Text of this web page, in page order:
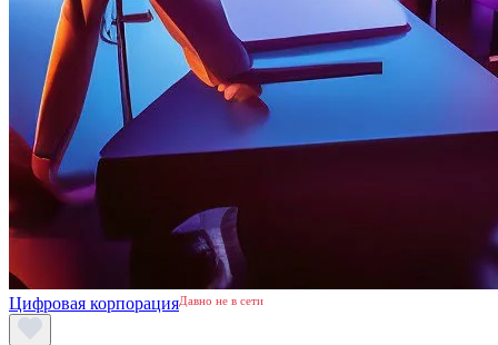
Цифровая корпорацияДавно не в сети